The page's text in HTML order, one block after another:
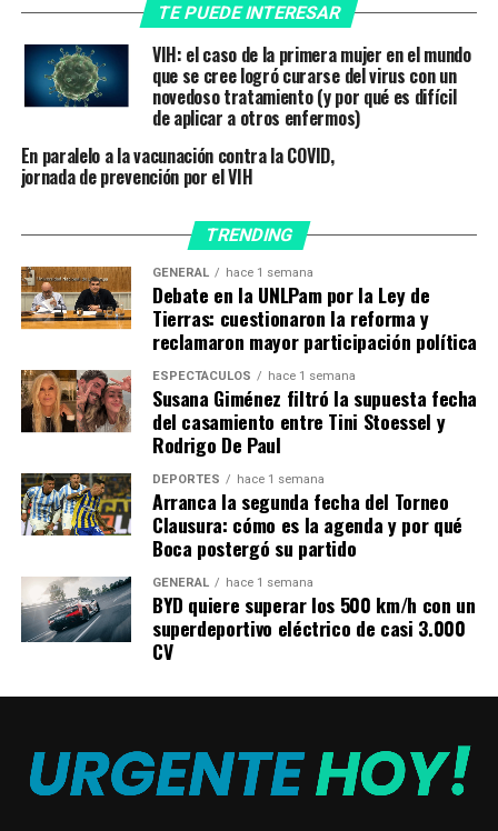
nacidos de hasta 30 días con VIH o expuestos a la
patología que lo requieren.
Onusida, el organismo internacional encargado de fijar
las políticas contra esta enfermedad, instó a todos los
países a abordar las desigualdades que están
frenando el progreso para poner fin al Sida
busca sensibilizar sobre las
desigualdades que frenan los progresos en la lucha
contra la enfermedad», ya que mejorar la
disponibilidad, calidad e idoneidad de los tratamientos,
las pruebas y la prevención del VIH «son clave para que
todas las personas reciban la atención necesaria».
“Es importante reformar prácticas para eliminar el
estigma y la exclusión de las personas que viven con el
VIH, garantizar el intercambio de tecnología que
permita igual acceso a la ciencia y promover las acciones
necesarias para tratar estos temas”, destacó la
infectóloga Solange Arazi.
Este año, elCongreso Nacional sancionóuna
nuevaley de atención integral del VIH, Hepatitis
Virales, Tuberculosis e Infecciones de Transmisión
Sexual,que cambia el paradigma biomédico de la
La nueva ley, que cuenta con un enfoque de géneros y
de derechos humanos , busca garantizar laatención
TE PUEDE INTERESAR
VIH: el caso de la primera mujer en el mundo
que se cree logró curarse del virus con un
novedoso tratamiento (y por qué es difícil
de aplicar a otros enfermos)
En paralelo a la vacunación contra la COVID,
jornada de prevención por el VIH
TRENDING
GENERAL hace 1 semana
Debate en la UNLPam por la Ley de
Tierras: cuestionaron la reforma y
reclamaron mayor participación política
ESPECTÁCULOS hace 1 semana
Susana Giménez filtró la supuesta fecha
del casamiento entre Tini Stoessel y
Rodrigo De Paul
DEPORTES hace 1 semana
Arranca la segunda fecha del Torneo
Clausura: cómo es la agenda y por qué
Boca postergó su partido
GENERAL hace 1 semana
BYD quiere superar los 500 km/h con un
superdeportivo eléctrico de casi 3.000
CV